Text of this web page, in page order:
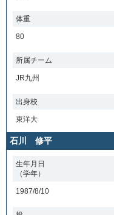
体重
80
所属チーム
JR九州
出身校
東洋大
石川 修平
生年月日
（学年）
1987/8/10